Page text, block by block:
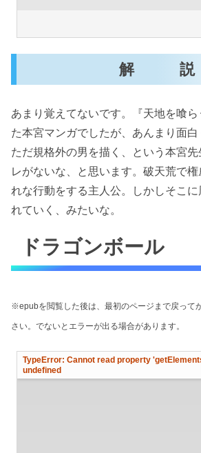
解 説
あまり覚えてないです。『天地を喰
た本宮マンガでしたが、あんまり面白
ただ規格外の男を描く、という本宮
レがないな、と思います。破天荒で
れな行動をする主人公。しかしそこ
れていく、みたいな。
ドラゴンボール
※epubを閲覧した後は、最初のページまで戻って
さい。でないとエラーが出る場合があります。